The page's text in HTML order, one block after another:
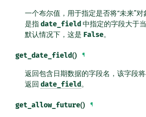
一个布尔值，用于指定是否将“未来”对
是指date_field 中指定的字段大于
默认情况下，这是 False。
get_date_field() ¶
返回包含日期数据的字段名，该字段
返回date_field 。
get_allow_future() ¶